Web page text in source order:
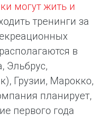
могут жить и
тренинги за
в
Эльбрус,
Грузии, Марокко,
планирует,
первого года